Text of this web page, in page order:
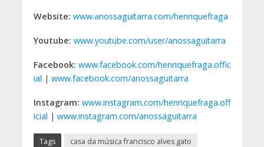
Website: www.anossaguitarra.com/henriquefraga
Youtube: www.youtube.com/user/anossaguitarra
Facebook: www.facebook.com/henriquefraga.offic
ial | www.facebook.com/anossaguitarra
Instagram: www.instagram.com/henriquefraga.off
icial | www.instagram.com/anossaguitarra
Tags
casa da música francisco alves gato